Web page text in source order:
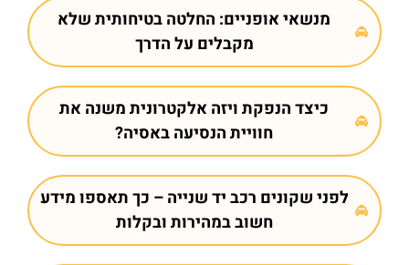
מנשאי אופניים: החלטה בטיחותית שלא
מקבלים על הדרך
כיצד הנפקת ויזה אלקטרונית משנה את
חוויית הנסיעה באסיה?
לפני שקונים רכב יד שנייה – כך תאספו מידע
חשוב במהירות ובקלות